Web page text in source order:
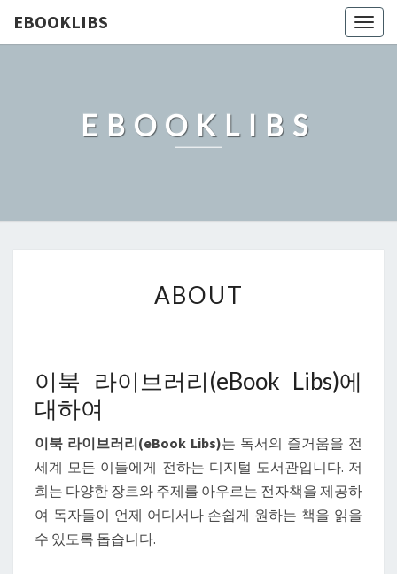
EBOOKLIBS
EBOOKLIBS
ABOUT
이북 라이브러리(eBook Libs)에
대하여
이북 라이브러리(eBook Libs)는 독서의 즐거움을 전
세계 모든 이들에게 전하는 디지털 도서관입니다. 저
희는 다양한 장르와 주제를 아우르는 전자책을 제공하
여 독자들이 언제 어디서나 손쉽게 원하는 책을 읽을
수 있도록 돕습니다.